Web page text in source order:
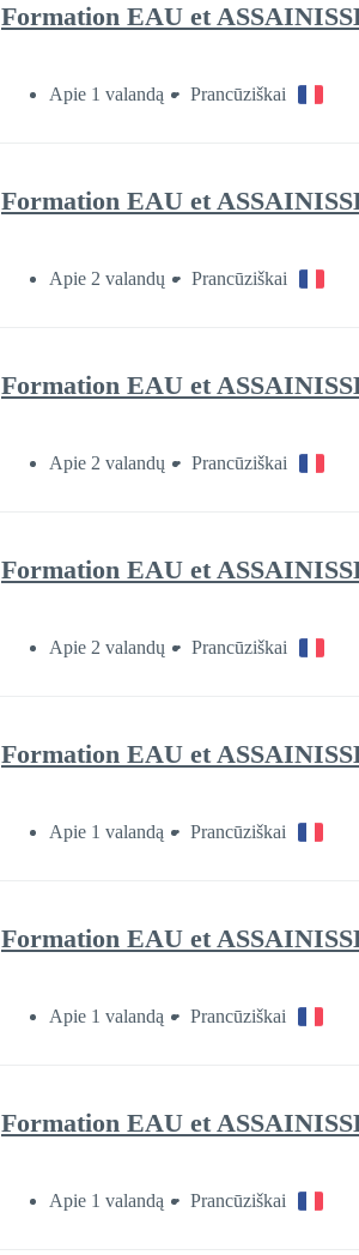
Formation EAU et
Apie 1 valandą Prancūziškai
Formation EAU et
Apie 2 valandų Prancūziškai
Formation EAU et
Apie 2 valandų Prancūziškai
Formation EAU et
Apie 2 valandų Prancūziškai
Formation EAU et
Apie 1 valandą Prancūziškai
Formation EAU et
Apie 1 valandą Prancūziškai
Formation EAU et
Apie 1 valandą Prancūziškai